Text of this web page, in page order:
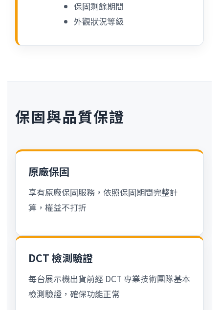
保固剩餘期間
外觀狀況等級
保固與品質保證
原廠保固
享有原廠保固服務，依照保固期間完整計
算，權益不打折
DCT 檢測驗證
每台展示機出貨前經 DCT 專業技術團隊基本
檢測驗證，確保功能正常